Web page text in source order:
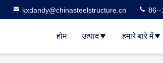
kxdandy@chinasteelstructure.cn 86--
होम उत्पाद हमारे बारे में